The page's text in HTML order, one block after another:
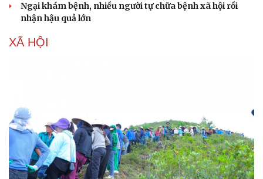
Ngại khám bệnh, nhiều người tự chữa bệnh xã hội rồi
nhận hậu quả lớn
XÃ HỘI